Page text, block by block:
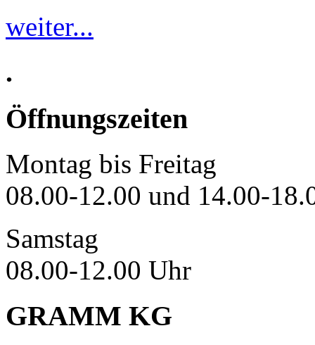
weiter...
.
Öffnungszeiten
Montag bis Freitag
08.00-12.00 und 14.00-
Samstag
08.00-12.00 Uhr
GRAMM KG